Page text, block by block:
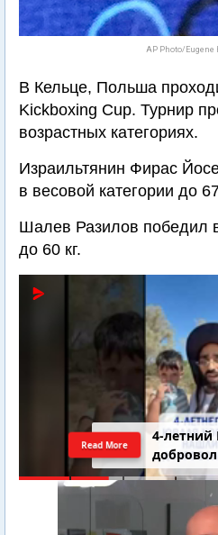
AP Photo/Eugene
В Кельце, Польша
Kickboxing Cup. Турнир
возрастных категориях.
Израильтянин Фирас
в весовой категории до 67
Шалев Разилов победил
до 60 кг.
4-летний
Read More